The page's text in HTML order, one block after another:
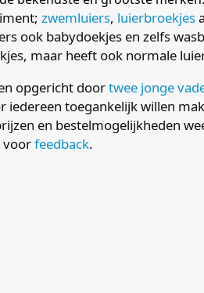
zwemluiers, luierbroekjes
ook babydoekjes en zelfs
maar heeft ook normale
opgericht doortwee jonge
iedereen toegankelijk willen
en bestelmogelijkheden
voorfeedback.